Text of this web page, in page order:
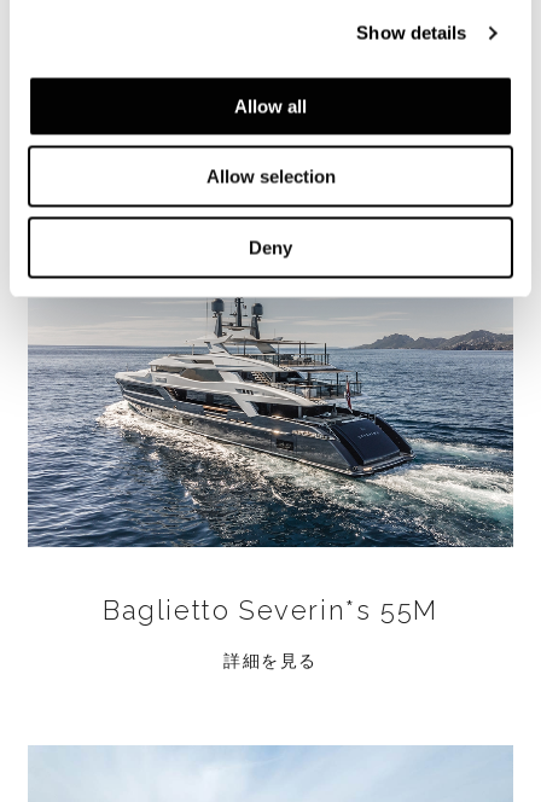
Show details
Allow all
Allow selection
Deny
詳細を見る
Baglietto Severin*s 55M
詳細を見る